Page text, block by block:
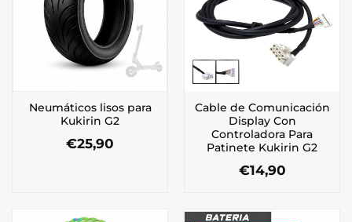
Neumáticos lisos para
Kukirin G2
€25,90
Cable de Comunicación
Display Con
Controladora Para
Patinete Kukirin G2
€14,90